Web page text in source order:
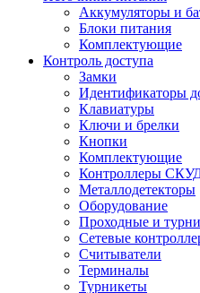
Аккумуляторы и
Блоки питания
Комплектующие
Контроль доступа
Замки
Идентификаторы
Клавиатуры
Ключи и брелки
Кнопки
Комплектующие
Контроллеры
Металлодетекторы
Оборудование
Проходные и
Сетевые
Считыватели
Терминалы
Турникеты